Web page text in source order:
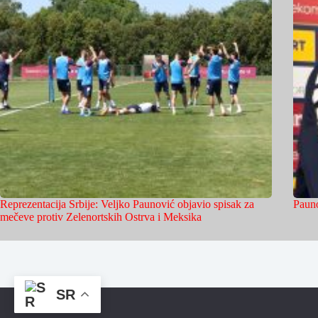
Reprezentacija Srbije: Veljko Paunović objavio spisak za
mečeve protiv Zelenortskih Ostrva i Meksika
SR